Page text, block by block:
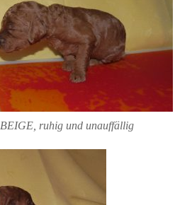
BEIGE, ruhig und unauffällig